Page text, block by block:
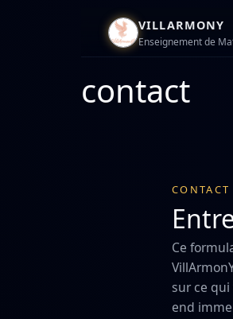
VILLARMONY
Enseignement de
contact
CONTACT
Ce
sur ce qui
end